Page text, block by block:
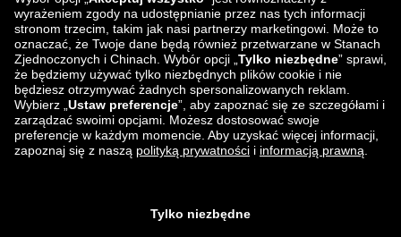
zalando-lounge.lu zalando-lounge.ee
zalando-lounge.lv zalando-lounge.no
Znajdziesz nas
na